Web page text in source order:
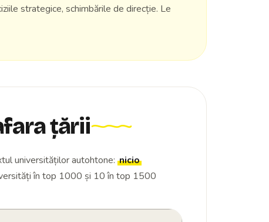
strategice, schimbările de direcție. Le
țării
universităților autohtone: nicio
în top 1000 și 10 în top 1500